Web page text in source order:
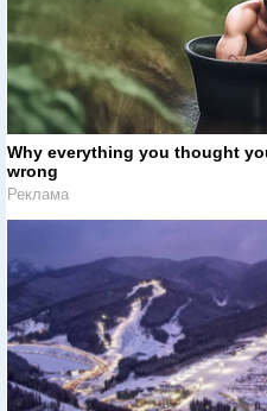
Why everything you thought
wrong
Реклама